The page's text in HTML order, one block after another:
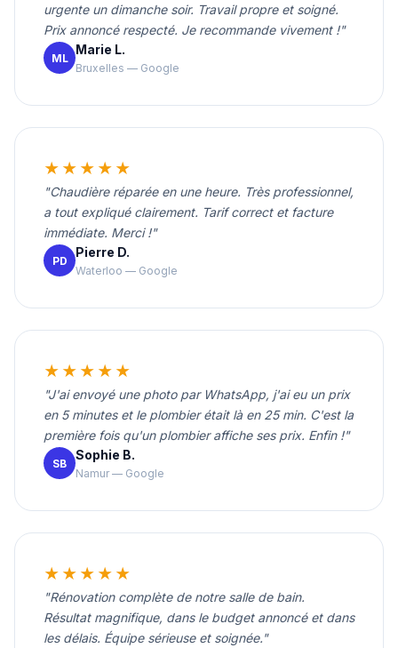
urgente un dimanche soir. Travail propre et soigné.
Prix annoncé respecté. Je recommande vivement !"
ML
Marie L.
Bruxelles — Google
★★★★★
"Chaudière réparée en une heure. Très professionnel,
a tout expliqué clairement. Tarif correct et facture
immédiate. Merci !"
PD
Pierre D.
Waterloo — Google
★★★★★
"J'ai envoyé une photo par WhatsApp, j'ai eu un prix
en 5 minutes et le plombier était là en 25 min. C'est la
première fois qu'un plombier affiche ses prix. Enfin !"
SB
Sophie B.
Namur — Google
★★★★★
"Rénovation complète de notre salle de bain.
Résultat magnifique, dans le budget annoncé et dans
les délais. Équipe sérieuse et soignée."